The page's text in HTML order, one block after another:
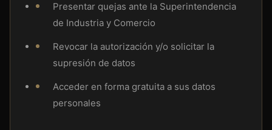
Presentar quejas ante la Superintendencia
de Industria y Comercio
Revocar la autorización y/o solicitar la
supresión de datos
Acceder en forma gratuita a sus datos
personales